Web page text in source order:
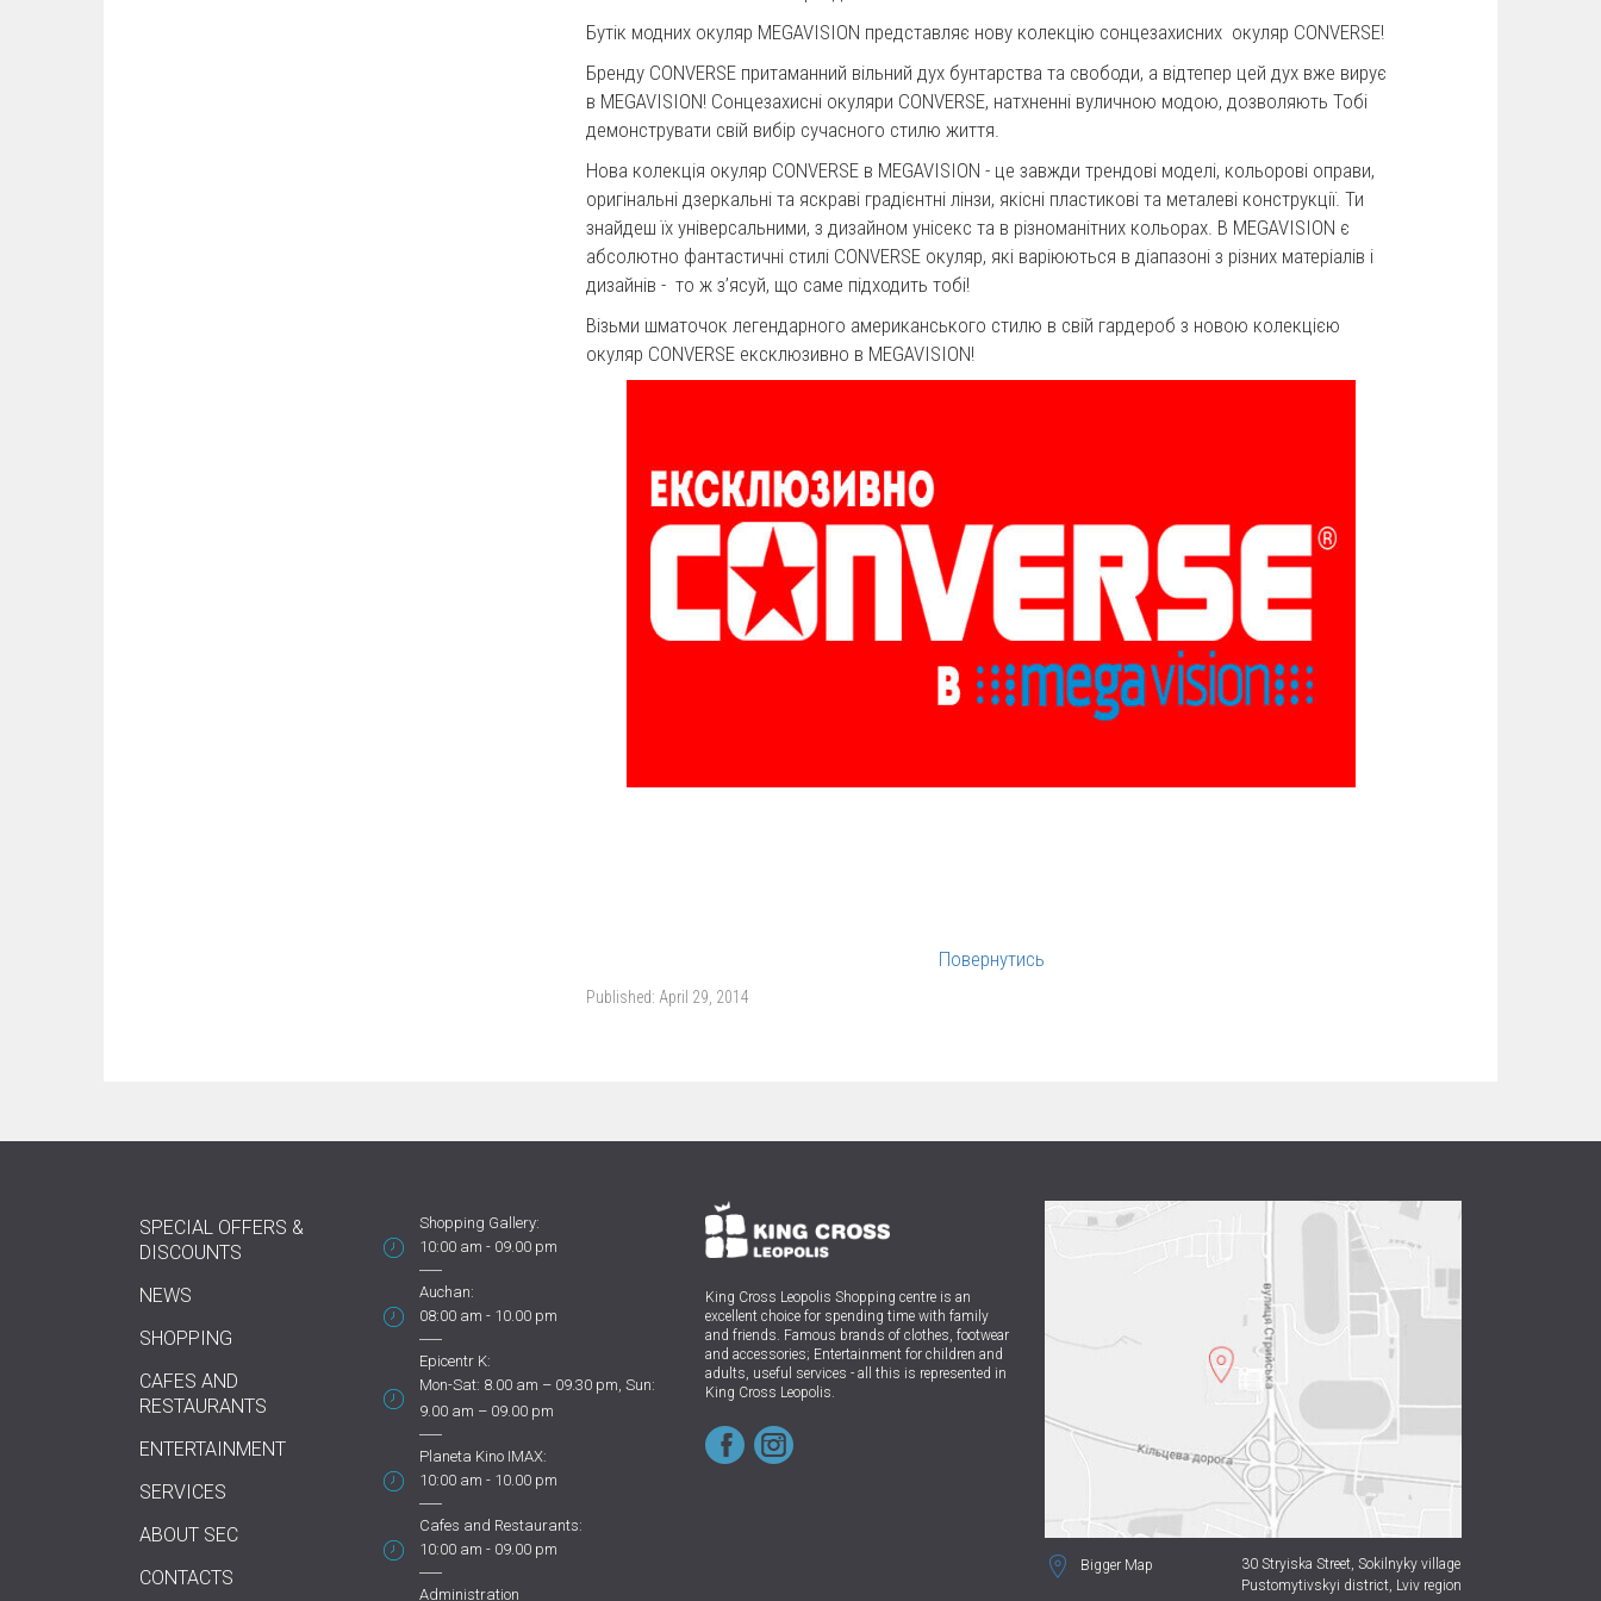
Бутік модних окуляр MEGAVISION представляє нову колекцію сонцезахисних окуляр CONVERSE!
Бренду CONVERSE притаманний вільний дух бунтарства та свободи, а відтепер цей дух вже вирує
в MEGAVISION! Сонцезахисні окуляри CONVERSE, натхненні вуличною модою, дозволяють Тобі
демонструвати свій вибір сучасного стилю життя.
Нова колекція окуляр CONVERSE в MEGAVISION - це завжди трендові моделі, кольорові оправи,
оригінальні дзеркальні та яскраві градієнтні лінзи, якісні пластикові та металеві конструкції. Ти
знайдеш їх універсальними, з дизайном унісекс та в різноманітних кольорах. В MEGAVISION є
абсолютно фантастичні стилі CONVERSE окуляр, які варіюються в діапазоні з різних матеріалів і
дизайнів - то ж з’ясуй, що саме підходить тобі!
Візьми шматочок легендарного американського стилю в свій гардероб з новою колекцією
окуляр CONVERSE ексклюзивно в MEGAVISION!
Повернутись
Published: April 29, 2014
SPECIAL OFFERS &
DISCOUNTS
NEWS
SHOPPING
CAFES AND
RESTAURANTS
ENTERTAINMENT
SERVICES
ABOUT SEC
CONTACTS
Shopping Gallery:
10:00 am - 09.00 pm
Auchan:
08:00 am - 10.00 pm
Epicentr K:
Mon-Sat: 8.00 am – 09.30 pm, Sun:
9.00 am – 09.00 pm
Planeta Kino IMAX:
10:00 am - 10.00 pm
Cafes and Restaurants:
10:00 am - 09.00 pm
Administration
King Cross Leopolis Shopping centre is an
excellent choice for spending time with family
and friends. Famous brands of clothes, footwear
and accessories; Entertainment for children and
adults, useful services - all this is represented in
King Cross Leopolis.
Bigger Map 30 Stryiska Street, Sokilnyky village
Pustomytivskyi district, Lviv region